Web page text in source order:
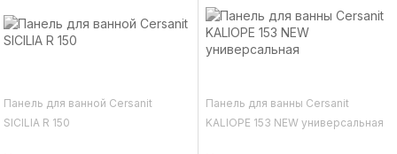
Панель для ванной Cersanit
SICILIA R 150
Панель для ванны Cersanit
KALIOPE 153 NEW универсальная